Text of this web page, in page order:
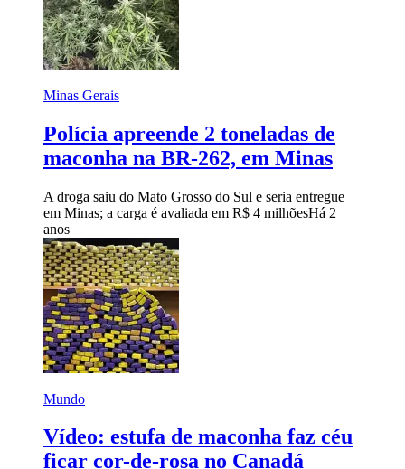
Minas Gerais
Polícia apreende 2 toneladas de
maconha na BR-262, em Minas
A droga saiu do Mato Grosso do Sul e seria entregue
em Minas; a carga é avaliada em R$ 4 milhõesHá 2
anos
Mundo
Vídeo: estufa de maconha faz céu
ficar cor-de-rosa no Canadá